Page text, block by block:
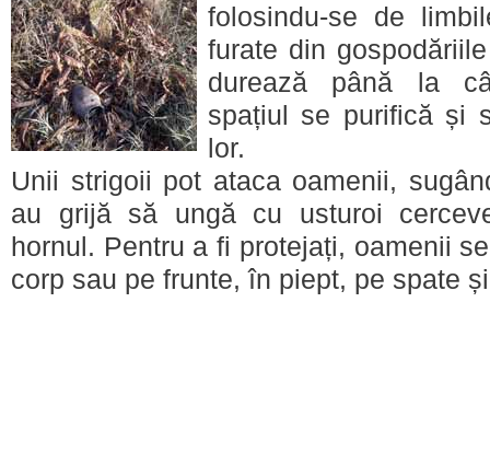
folosindu-se de
furate din
durează până la
spațiul se purifică și
lor.
Unii strigoii pot ataca oamenii,
au grijă să ungă cu usturoi
hornul. Pentru a fi protejați, oamenii
corp sau pe frunte, în piept, pe spate